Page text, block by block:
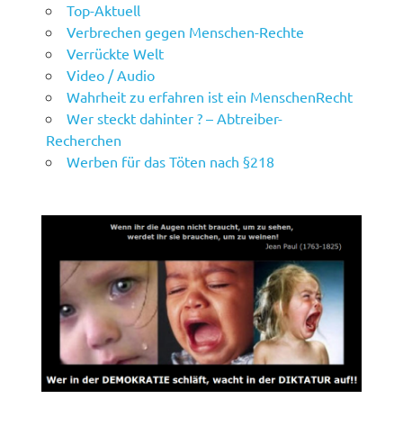
Top-Aktuell
Verbrechen gegen Menschen-Rechte
Verrückte Welt
Video / Audio
Wahrheit zu erfahren ist ein MenschenRecht
Wer steckt dahinter ? – Abtreiber-
Recherchen
Werben für das Töten nach §218